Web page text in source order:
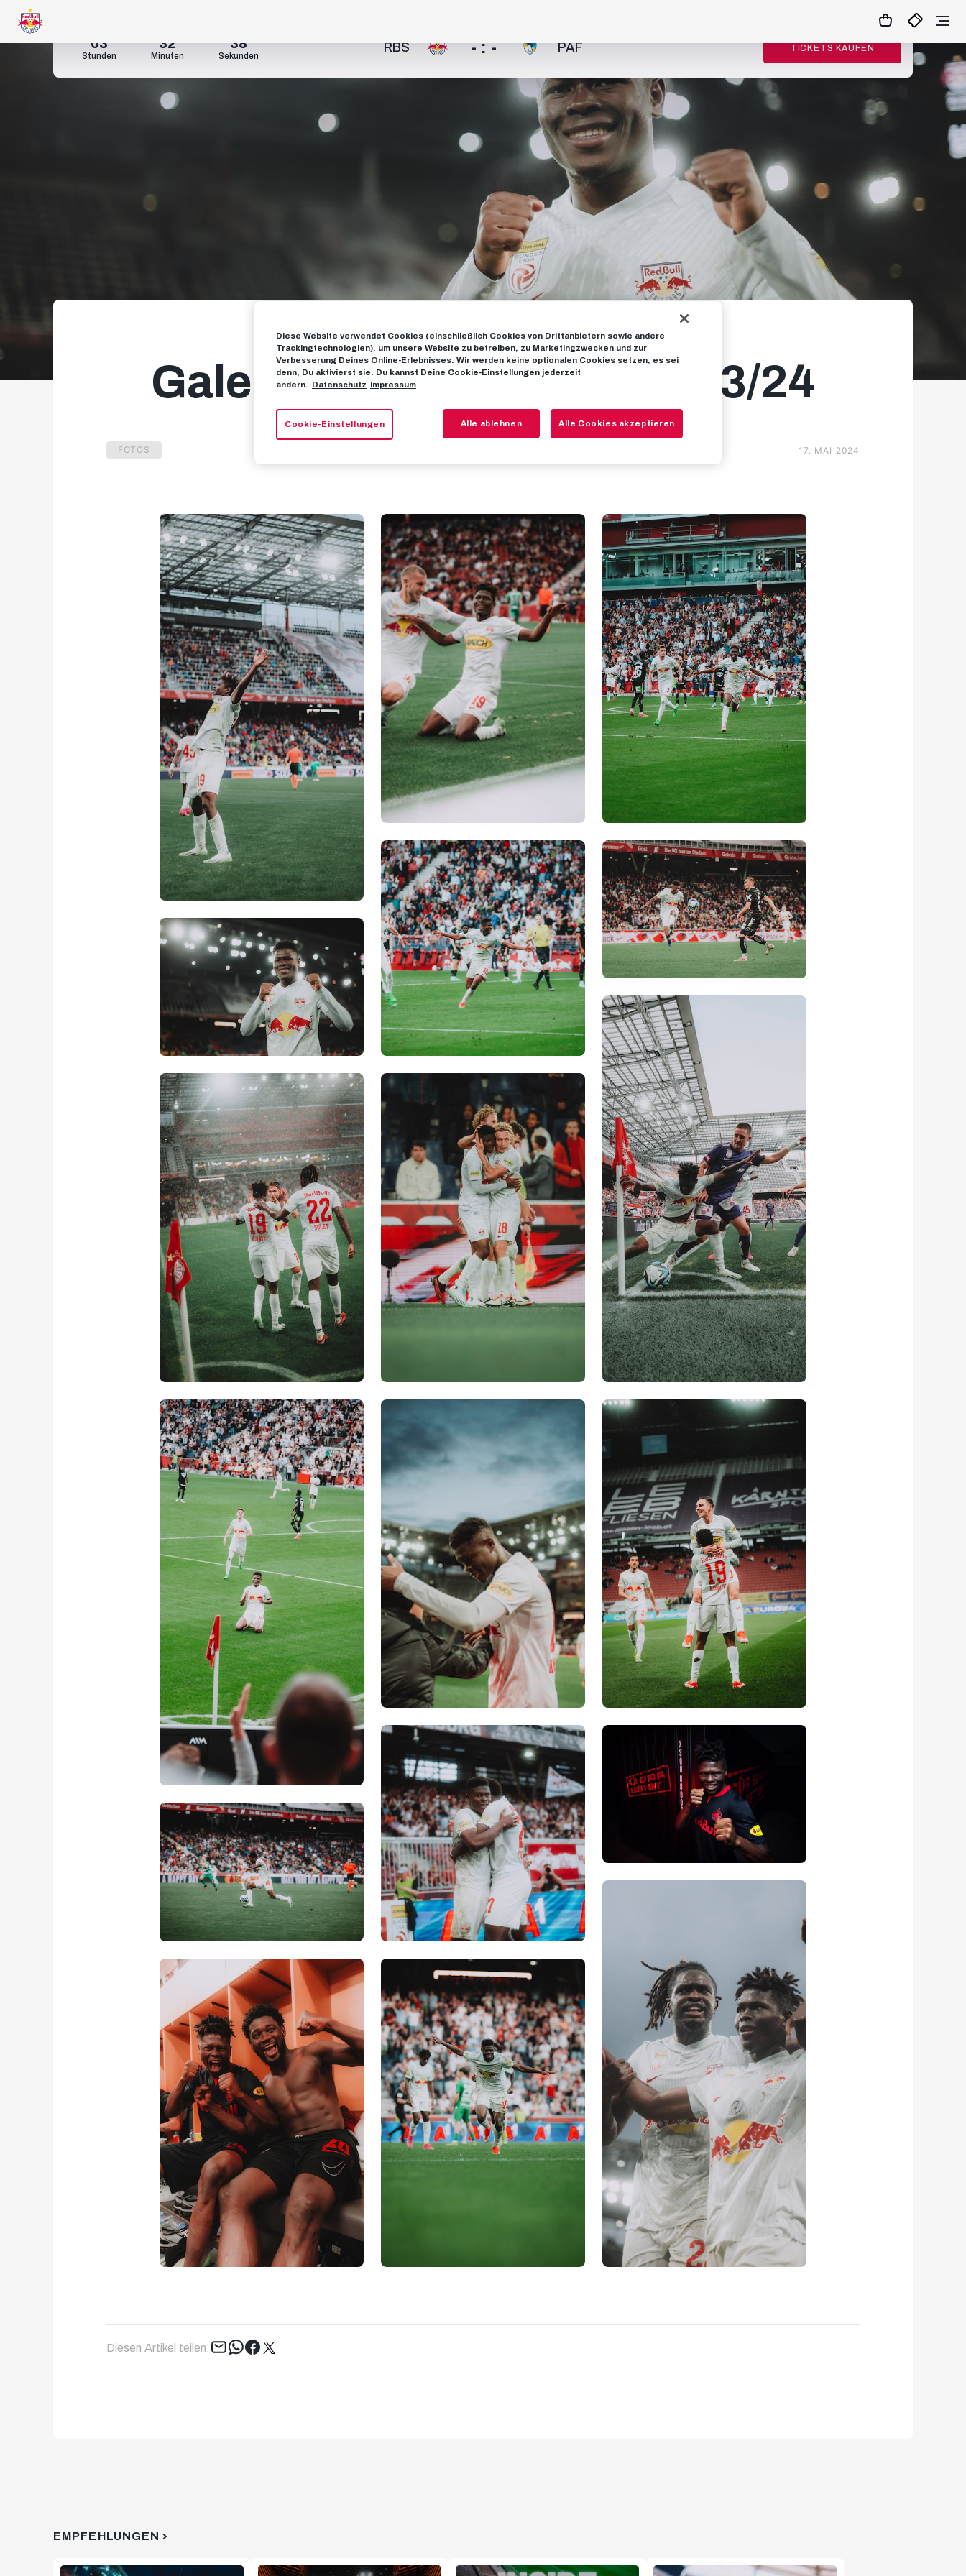
03
Stunden
32
Minuten
36
Sekunden
RBS - : - PAF TICKETS KAUFEN
Galerie: Karim Konate 2023/24
FOTOS 17. MAI 2024
Diesen Artikel teilen: Tweet
EMPFEHLUNGEN
Diese Website verwendet Cookies (einschließlich Cookies von Drittanbietern sowie andere
Trackingtechnologien), um unsere Website zu betreiben, zu Marketingzwecken und zur
Verbesserung Deines Online-Erlebnisses. Wir werden keine optionalen Cookies setzen, es sei
denn, Du aktivierst sie. Du kannst Deine Cookie-Einstellungen jederzeit
ändern. Datenschutz Impressum
Cookie-Einstellungen Alle ablehnen Alle Cookies akzeptieren